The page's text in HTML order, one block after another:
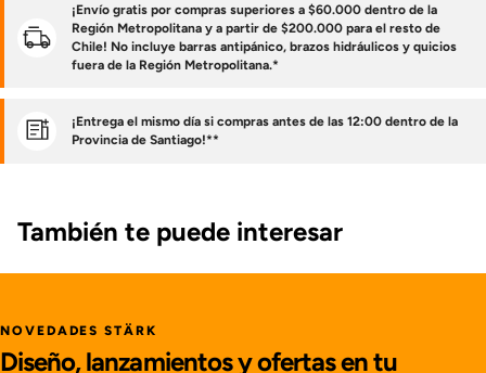
¡Envío gratis por compras superiores a $60.000 dentro de la
Región Metropolitana y a partir de $200.000 para el resto de
Chile! No incluye barras antipánico, brazos hidráulicos y quicios
fuera de la Región Metropolitana.*
¡Entrega el mismo día si compras antes de las 12:00 dentro de la
Provincia de Santiago!**
También te puede interesar
NOVEDADES STÄRK
Diseño, lanzamientos y ofertas en tu